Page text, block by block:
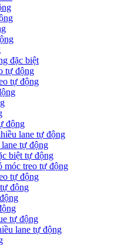
đặc biệt
tự động
tự động
động
lane tự động
tự động
biệt tự động
móc treo tự động
tự động
động
tự động
lane tự động